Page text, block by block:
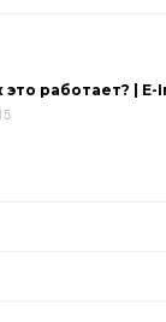
это работает? |